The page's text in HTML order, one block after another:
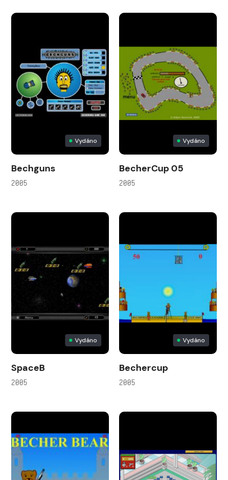
Vydáno
Bechguns
2005
Vydáno
BecherCup 05
2005
Vydáno
SpaceB
2005
Vydáno
Bechercup
2005